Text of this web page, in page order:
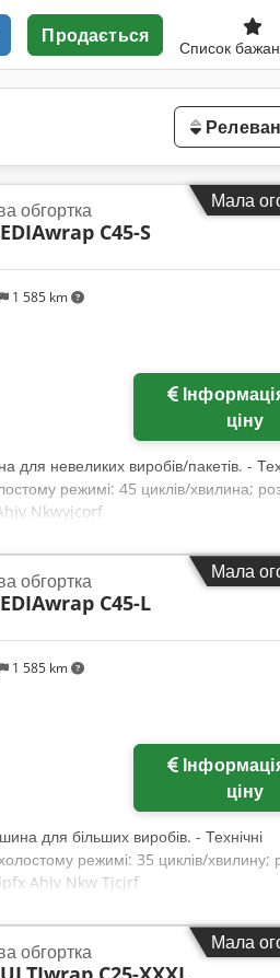
Продається
Список
Мала
1 585 km
обгортка
C45-S
ціну
невеликих виробів/пакетів. -
режимі: 45 циклів/хвилина;
Nkwyjcorf
Мала
1 585 km
обгортка
C45-L
ціну
для більших виробів. - Технічні
режимі: 35 циклів/хвилину;
Ahjv Nkw Tjcjrf
Мала
обгортка